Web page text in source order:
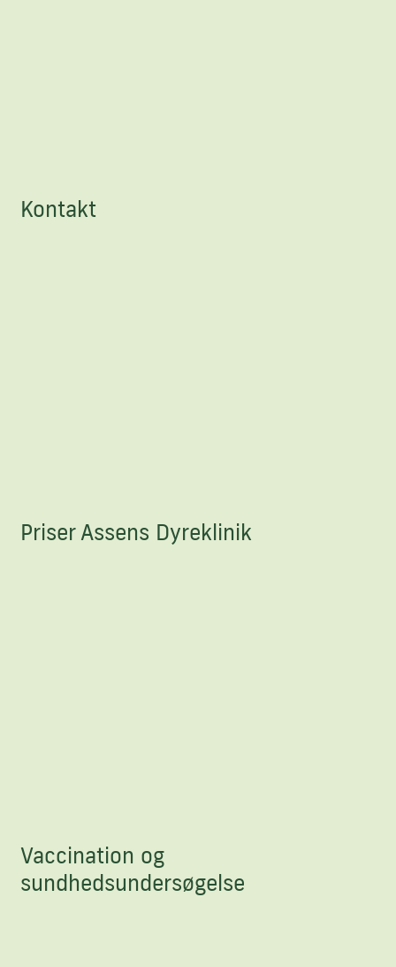
Kontakt
Priser Assens Dyreklinik
Vaccination og
sundhedsundersøgelse